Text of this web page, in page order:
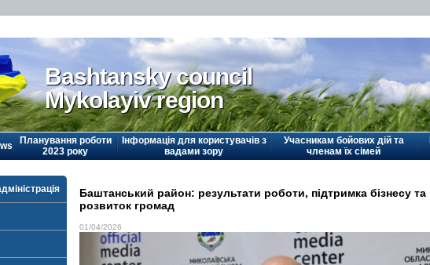
Bashtansky council
Mykolayiv region
Планування роботи
2023 року
Інформація для користувачів з
вадами зору
Учасникам бойових дій та
членам їх сімей
Баштанський район: результати роботи, підтримка бізнесу та
розвиток громад
01/04/2026